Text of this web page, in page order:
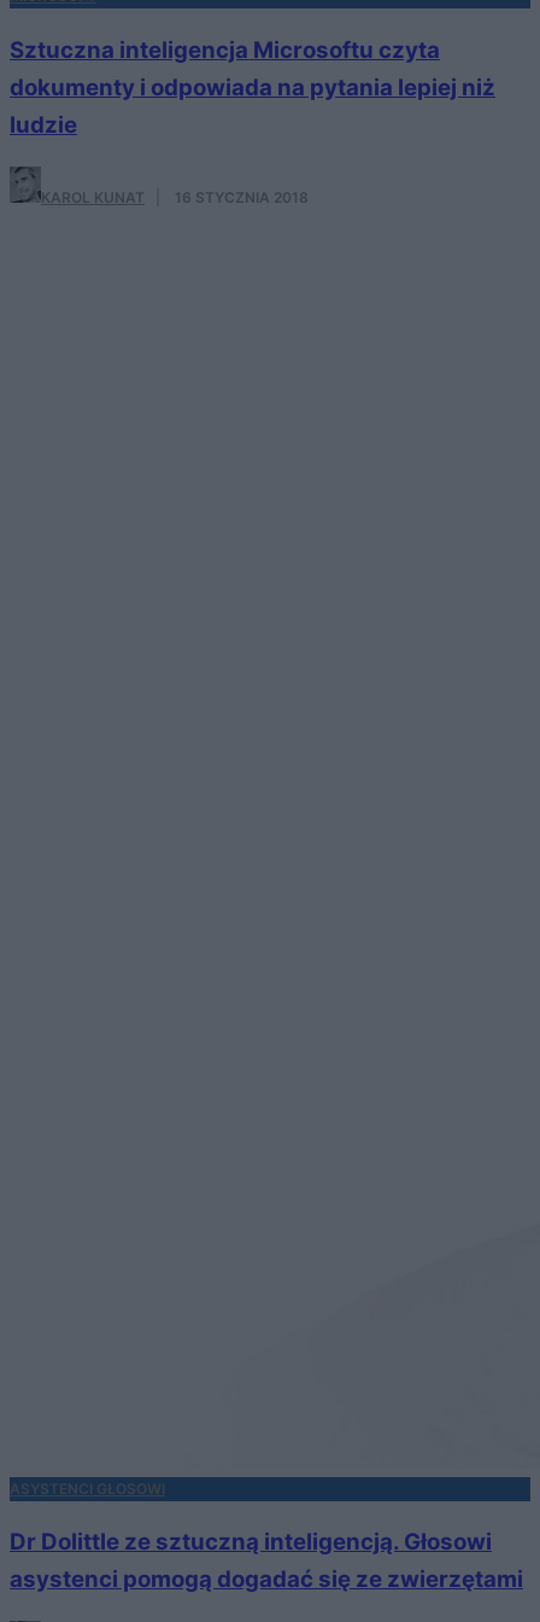
Sztuczna inteligencja Microsoftu czyta
dokumenty i odpowiada na pytania lepiej niż
ludzie
KAROL KUNAT 16 STYCZNIA 2018
ASYSTENCI GŁOSOWI
Dr Dolittle ze sztuczną inteligencją. Głosowi
asystenci pomogą dogadać się ze zwierzętami